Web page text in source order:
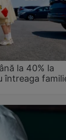
la 40% la
întreaga